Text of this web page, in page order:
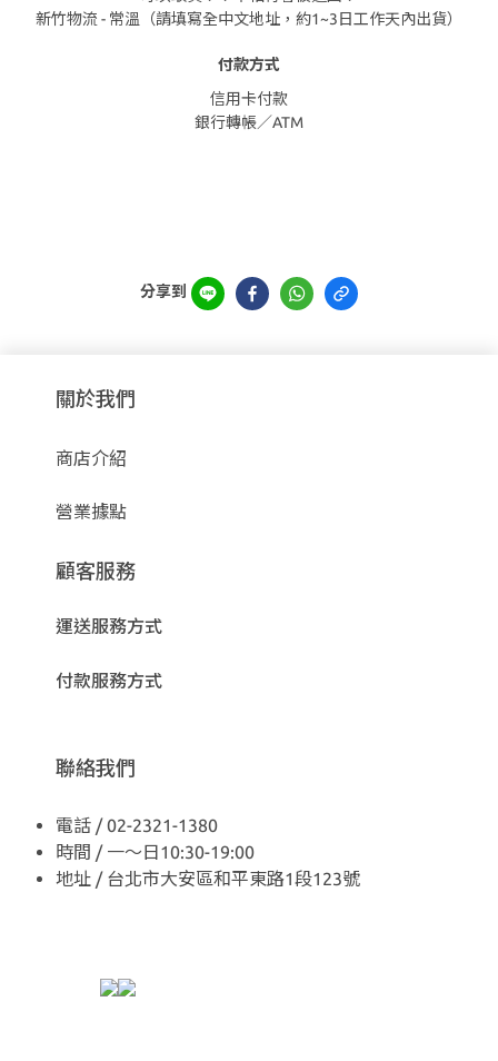
新竹物流 - 常溫（請填寫全中文地址，約1~3日工作天內出貨）
付款方式
信用卡付款
銀行轉帳／ATM
分享到
關於我們
商店介紹
營業據點
顧客服務
運送服務方式
付款服務方式
聯絡我們
電話 / 02-2321-1380
時間 / 一～日10:30-19:00
地址 / 台北市大安區和平東路1段123號